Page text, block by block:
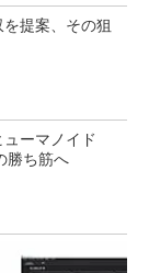
提案、その狙
ーマノイド
勝ち筋へ